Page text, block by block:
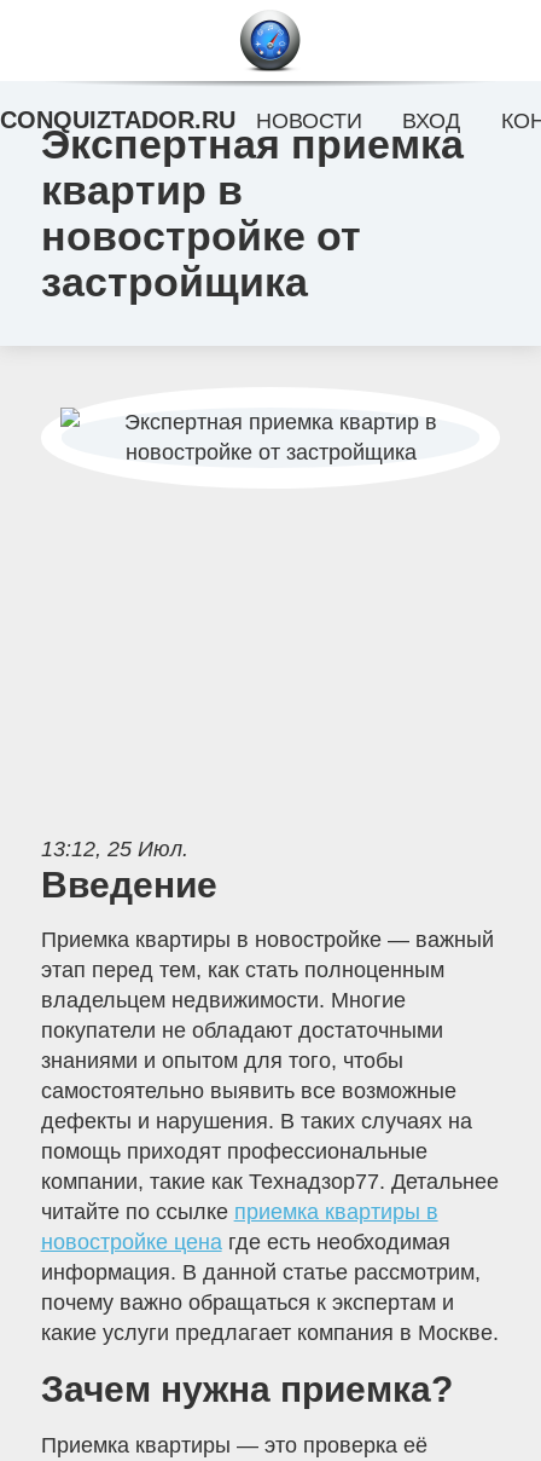
Экспертная приемка
квартир в
новостройке от
застройщика
13:12, 25 Июл.
Введение
Приемка квартиры в новостройке — важный
этап перед тем, как стать полноценным
владельцем недвижимости. Многие
покупатели не обладают достаточными
знаниями и опытом для того, чтобы
самостоятельно выявить все возможные
дефекты и нарушения. В таких случаях на
помощь приходят профессиональные
компании, такие как Технадзор77. Детальнее
читайте по ссылке приемка квартиры в
новостройке ценагде есть необходимая
информация. В данной статье рассмотрим,
почему важно обращаться к экспертам и
какие услуги предлагает компания в Москве.
Зачем нужна приемка?
Приемка квартиры — это проверка её
CONQUIZTADOR.RU НОВОСТИ ВХОД